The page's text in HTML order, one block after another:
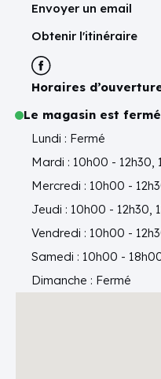
Envoyer un email
Obtenir l'itinéraire
Horaires
Le magasin est
Lundi : Fermé
Mardi : 10h00 - 12h30,
Mercredi : 10h00 -
Jeudi : 10h00 - 12h30,
Vendredi : 10h00 -
Samedi : 10h00 -
Dimanche : Fermé